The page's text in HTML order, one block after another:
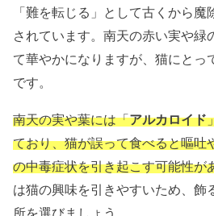
「難を転じる」として古くから魔
されています。南天の赤い実や緑
て華やかになりますが、猫にとっ
です。
南天の実や葉には「アルカロイド
ており、猫が誤って食べると嘔吐
の中毒症状を引き起こす可能性が
は猫の興味を引きやすいため、飾
所を選びましょう。